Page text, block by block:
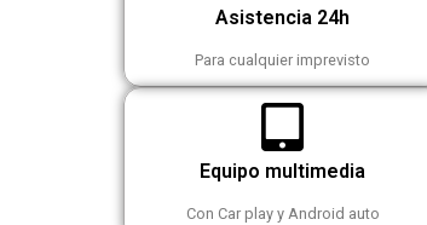
Asistencia 24h
Para cualquier imprevisto
Equipo multimedia
Con Car play y Android auto